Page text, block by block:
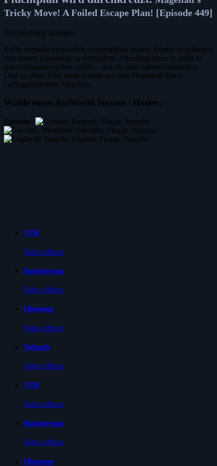
Tricky Move! A Foiled Escape Plan! [Episode 449]
Beschreibung anzeigen
Ruffy versucht verzweifelt rechtzeitig zu seinem Bruder zu gelangen
und dessen Exekution zu verhindern. Allerdings muss er dafür an
den Gefängniswachen vorbei – und die sind äußerst hartnäckig.
Und zu allem Übel droht Gefahr aus dem Hinterhalt durch
Gefängnisdirektor Magellan.
Wähle einen AniWorld Stream / Hoster:
Sprache:
VOE
Video öffnen
Doodstream
Video öffnen
Filemoon
Video öffnen
Vidmoly
Video öffnen
VOE
Video öffnen
Doodstream
Video öffnen
Filemoon